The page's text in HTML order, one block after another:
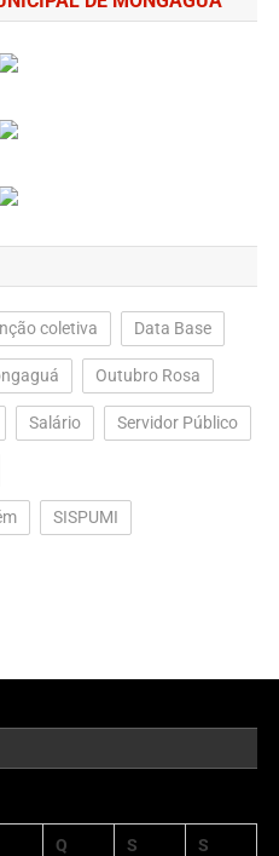
coletiva Data Base
Outubro Rosa
Salário Servidor Público
SISPUMI
Q S S